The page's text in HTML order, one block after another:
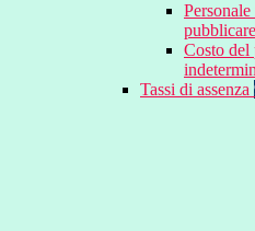
Costo del
Tassi di assenza